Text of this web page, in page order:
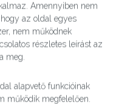
Amennyiben nem
az oldal egyes
nem működnek
részletes leírást az
meg.
alapvető funkcióinak
működik megfelelően.